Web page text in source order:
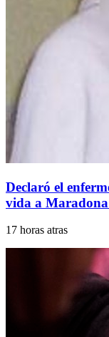
Declaró el
vida a
17 horas atras